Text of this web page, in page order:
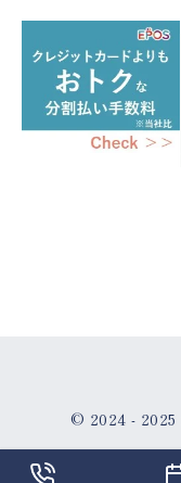
© 2024 - 2025